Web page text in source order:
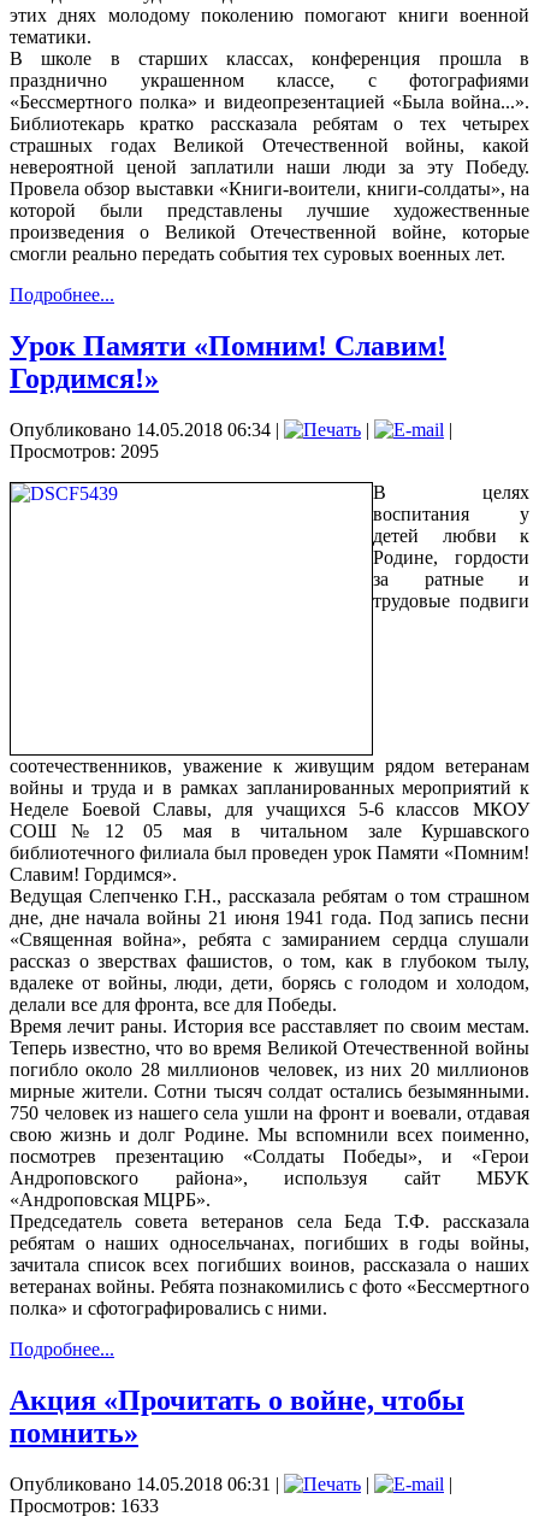
этих днях молодому поколению помогают книги военной
тематики.
В школе в старших классах, конференция прошла в
празднично украшенном классе, с фотографиями
«Бессмертного полка» и видеопрезентацией «Была война...».
Библиотекарь кратко рассказала ребятам о тех четырех
страшных годах Великой Отечественной войны, какой
невероятной ценой заплатили наши люди за эту Победу.
Провела обзор выставки «Книги-воители, книги-солдаты», на
которой были представлены лучшие художественные
произведения о Великой Отечественной войне, которые
смогли реально передать события тех суровых военных лет.
Подробнее...
Урок Памяти «Помним! Славим!
Гордимся!»
Опубликовано 14.05.2018 06:34 | |
|
Просмотров: 2095
В целях
воспитания у
детей любви к
Родине, гордости
за ратные и
трудовые подвиги
соотечественников, уважение к живущим рядом ветеранам
войны и труда и в рамках запланированных мероприятий к
Неделе Боевой Славы, для учащихся 5-6 классов МКОУ
СОШ№12 05 мая в читальном зале Куршавского
библиотечного филиала был проведен урок Памяти «Помним!
Славим! Гордимся».
Ведущая Слепченко Г.Н., рассказала ребятам о том страшном
дне, дне начала войны 21 июня 1941 года. Под запись песни
«Священная война», ребята с замиранием сердца слушали
рассказ о зверствах фашистов, о том, как в глубоком тылу,
вдалеке от войны, люди, дети, борясь с голодом и холодом,
делали все для фронта, все для Победы.
Время лечит раны. История все расставляет по своим местам.
Теперь известно, что во время Великой Отечественной войны
погибло около 28 миллионов человек, из них 20 миллионов
мирные жители. Сотни тысяч солдат остались безымянными.
750 человек из нашего села ушли на фронт и воевали, отдавая
свою жизнь и долг Родине. Мы вспомнили всех поименно,
посмотрев презентацию «Солдаты Победы», и «Герои
Андроповского района», используя сайт МБУК
«Андроповская МЦРБ».
Председатель совета ветеранов села Беда Т.Ф. рассказала
ребятам о наших односельчанах, погибших в годы войны,
зачитала список всех погибших воинов, рассказала о наших
ветеранах войны. Ребята познакомились с фото «Бессмертного
полка» и сфотографировались с ними.
Подробнее...
Акция «Прочитать о войне, чтобы
помнить»
Опубликовано 14.05.2018 06:31 | |
|
Просмотров: 1633